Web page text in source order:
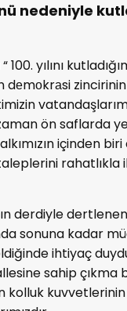
nedeniyle
yılını
zincirinin
ön saflarda
içinden
taleplerini
derdiyle
sonuna kadar
ihtiyaç
sahip çıkma
kolluk